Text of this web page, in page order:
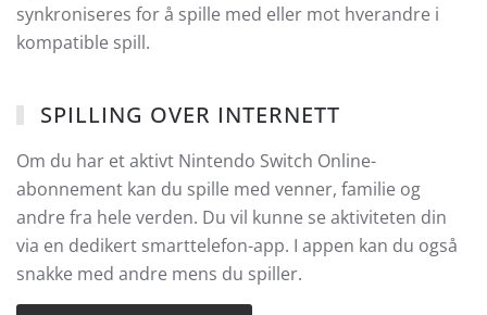
synkroniseres for å spille med eller mot hverandre i
kompatible spill.
SPILLING OVER INTERNETT
Om du har et aktivt Nintendo Switch Online-
abonnement kan du spille med venner, familie og
andre fra hele verden. Du vil kunne se aktiviteten din
via en dedikert smarttelefon-app. I appen kan du også
snakke med andre mens du spiller.